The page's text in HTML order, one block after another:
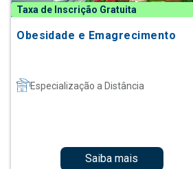
Taxa de Inscrição Gratuita
Obesidade e Emagrecimento
Especialização a Distância
Saiba mais